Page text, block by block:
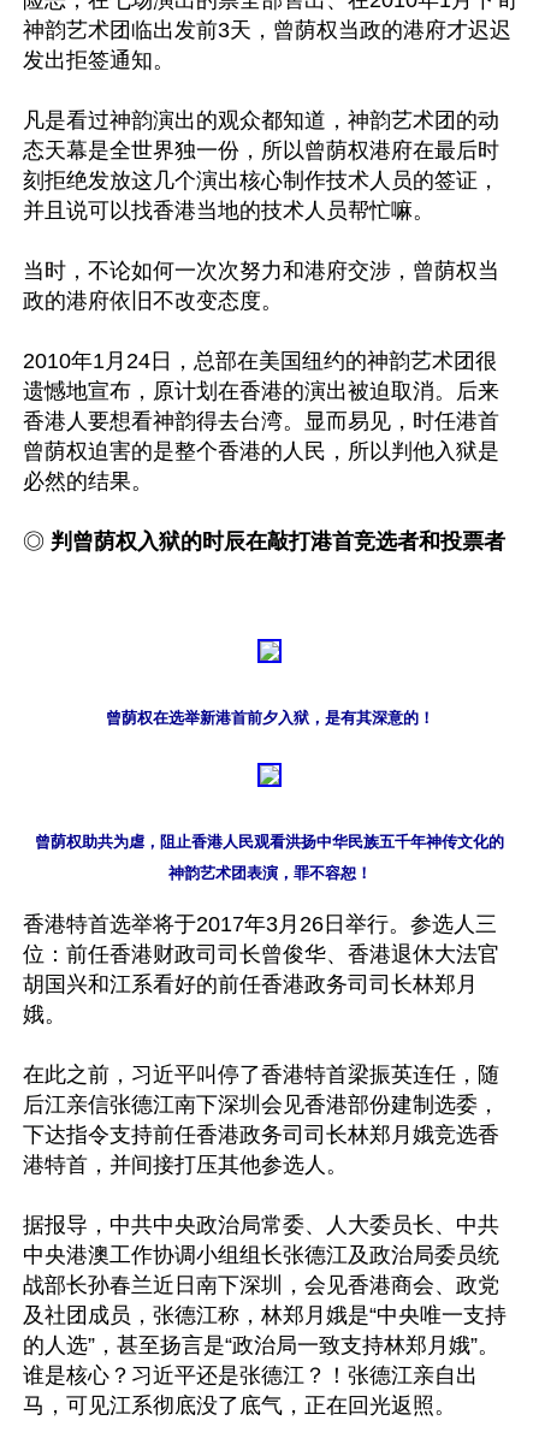
神韵艺术团临出发前3天，曾荫权当政的港府才迟迟
发出拒签通知。
凡是看过神韵演出的观众都知道，神韵艺术团的动
态天幕是全世界独一份，所以曾荫权港府在最后时
刻拒绝发放这几个演出核心制作技术人员的签证，
并且说可以找香港当地的技术人员帮忙嘛。
当时，不论如何一次次努力和港府交涉，曾荫权当
政的港府依旧不改变态度。
2010年1月24日，总部在美国纽约的神韵艺术团很
遗憾地宣布，原计划在香港的演出被迫取消。后来
香港人要想看神韵得去台湾。显而易见，时任港首
曾荫权迫害的是整个香港的人民，所以判他入狱是
必然的结果。
◎ 判曾荫权入狱的时辰在敲打港首竞选者和投票者
曾荫权在选举新港首前夕入狱，是有其深意的！
曾荫权助共为虐，阻止香港人民观看洪扬中华民族五千年神传文化的
神韵艺术团表演，罪不容恕！
香港特首选举将于2017年3月26日举行。参选人三
位：前任香港财政司司长曾俊华、香港退休大法官
胡国兴和江系看好的前任香港政务司司长林郑月
娥。
在此之前，习近平叫停了香港特首梁振英连任，随
后江亲信张德江南下深圳会见香港部份建制选委，
下达指令支持前任香港政务司司长林郑月娥竞选香
港特首，并间接打压其他参选人。
据报导，中共中央政治局常委、人大委员长、中共
中央港澳工作协调小组组长张德江及政治局委员统
战部长孙春兰近日南下深圳，会见香港商会、政党
及社团成员，张德江称，林郑月娥是“中央唯一支持
的人选”，甚至扬言是“政治局一致支持林郑月娥”。
谁是核心？习近平还是张德江？！张德江亲自出
马，可见江系彻底没了底气，正在回光返照。